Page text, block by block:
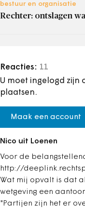
bestuur en organisatie
Rechter: ontslagen
Reacties: 11
U moet ingelogd zijn
plaatsen.
Maak een account
Nico uit Loenen
Voor de
http://
Wat mij opvalt is dat
wetgeving een
"Partijen zijn het er